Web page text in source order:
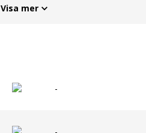
Visa mer
-